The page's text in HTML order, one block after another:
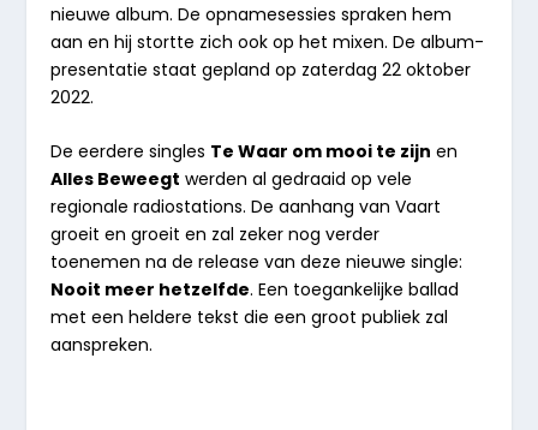
nieuwe album. De opnamesessies spraken hem
aan en hij stortte zich ook op het mixen. De album-
presentatie staat gepland op zaterdag 22 oktober
2022.
De eerdere singles Te Waar om mooi te zijn en
Alles Beweegt werden al gedraaid op vele
regionale radiostations. De aanhang van Vaart
groeit en groeit en zal zeker nog verder
toenemen na de release van deze nieuwe single:
Nooit meer hetzelfde. Een toegankelijke ballad
met een heldere tekst die een groot publiek zal
aanspreken.